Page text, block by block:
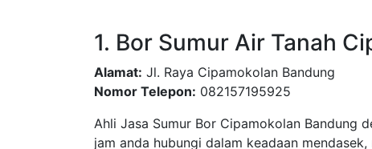
1. Bor Sumur Air Tanah
Alamat: Jl. Raya Cipamokolan Bandung
Nomor Telepon: 082157195925
Ahli Jasa Sumur Bor Cipamokolan Bandung
jam anda hubungi dalam keadaan